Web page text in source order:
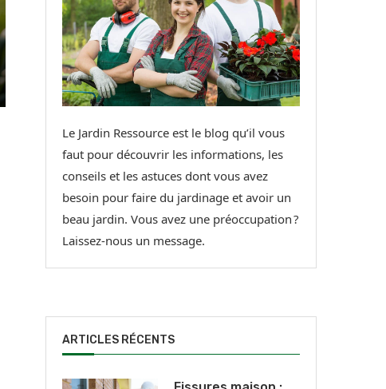
Le Jardin Ressource est le blog qu’il vous
faut pour découvrir les informations, les
conseils et les astuces dont vous avez
besoin pour faire du jardinage et avoir un
beau jardin. Vous avez une préoccupation ?
Laissez-nous un message.
ARTICLES RÉCENTS